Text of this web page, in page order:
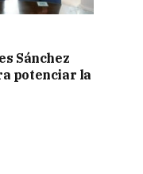
Sánchez
potenciar la